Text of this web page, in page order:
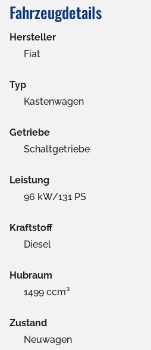
Fahrzeugdetails
Hersteller
Fiat
Typ
Kastenwagen
Getriebe
Schaltgetriebe
Leistung
96 kW/131 PS
Kraftstoff
Diesel
Hubraum
1499 ccm³
Zustand
Neuwagen